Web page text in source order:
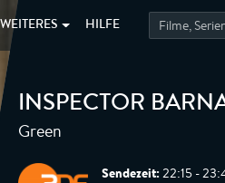
WEITERES HILFE
INSPECTOR
Green
Sendezeit: 22:15 -